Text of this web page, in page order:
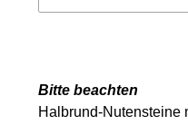
Bitte beachten
Halbrund-Nutensteine